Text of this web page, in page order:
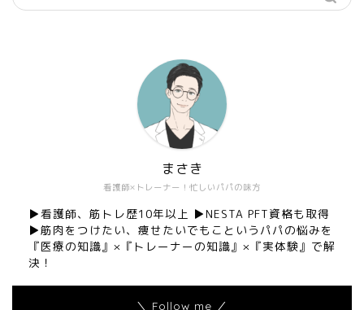
看護師×トレーナー！忙しいパパの味方
まさき
▶︎看護師、筋トレ歴10年以上 ▶︎NESTA PFT資格も取得
▶︎筋肉をつけたい、痩せたいでもこというパパの悩みを
『医療の知識』×『トレーナーの知識』×『実体験』で解
決！
＼ Follow me ／